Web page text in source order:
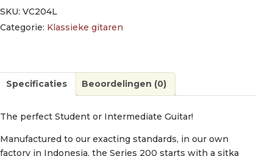
SKU: VC204L
Categorie: Klassieke gitaren
Specificaties Beoordelingen (0)
The perfect Student or Intermediate Guitar!
Manufactured to our exacting standards, in our own
factory in Indonesia, the Series 200 starts with a sitka